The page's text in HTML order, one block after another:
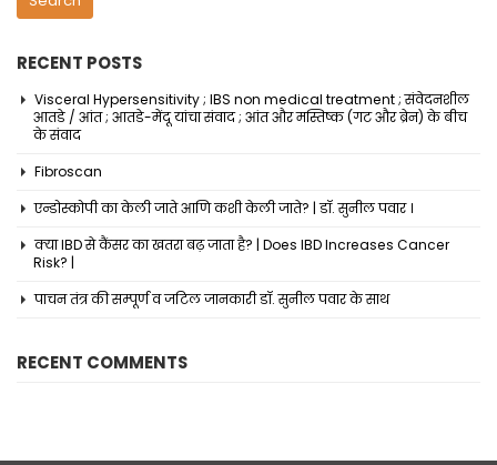
RECENT POSTS
Visceral Hypersensitivity ; IBS non medical treatment ; संवेदनशील
आतडे / आंत ; आतडे-मेंदू यांचा संवाद ; आंत और मस्तिष्क (गट और ब्रेन) के बीच
के संवाद
Fibroscan
एन्डोस्कोपी का केली जाते आणि कशी केली जाते? | डॉ. सुनील पवार ।
क्या IBD से कैंसर का खतरा बढ़ जाता है? | Does IBD Increases Cancer
Risk? |
पाचन तंत्र की सम्पूर्ण व जटिल जानकारी डॉ. सुनील पवार के साथ
RECENT COMMENTS